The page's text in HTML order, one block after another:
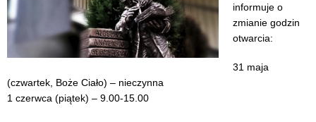
informuje o
zmianie godzin
otwarcia:
31 maja
(czwartek, Boże Ciało) – nieczynna
1 czerwca (piątek) – 9.00-15.00